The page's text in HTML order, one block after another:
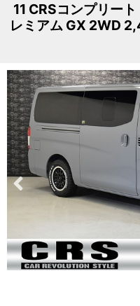
11 CRSコンプリー
レミアム GX 2WD